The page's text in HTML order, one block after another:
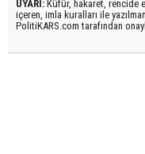
UYARI: Küfür, hakaret, rencide
içeren, imla kuralları ile
PolitiKARS.com tarafından